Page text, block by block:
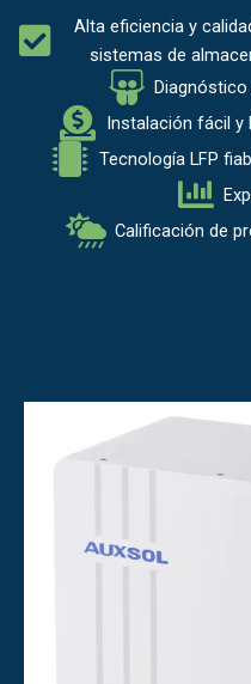
Alta eficiencia y
sistemas de
Instalación fácil y
Tecnología LFP
Calificación de